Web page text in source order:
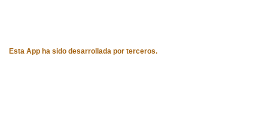
Esta App ha sido desarrollada por terceros.